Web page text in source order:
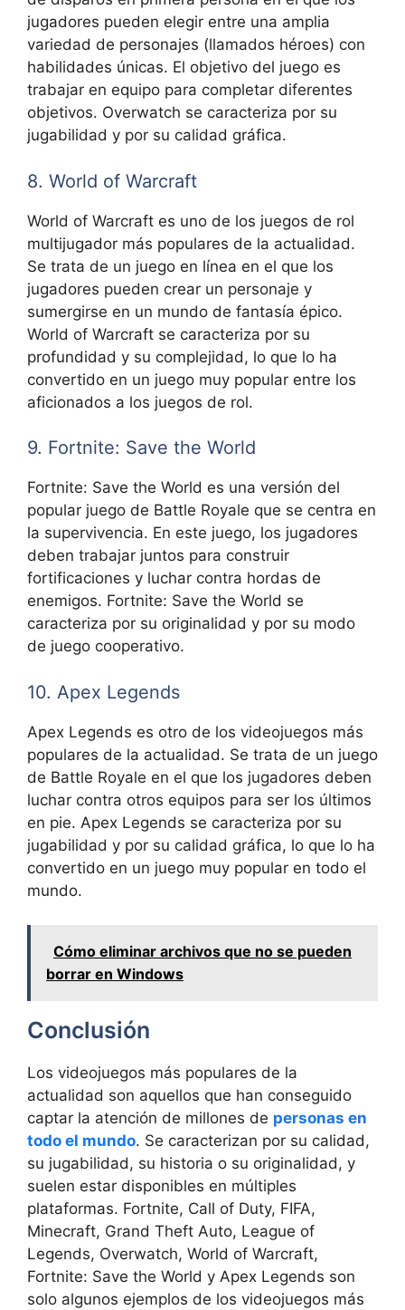
jugadores pueden elegir entre una amplia
variedad de personajes (llamados héroes) con
habilidades únicas. El objetivo del juego es
trabajar en equipo para completar diferentes
objetivos. Overwatch se caracteriza por su
jugabilidad y por su calidad gráfica.
8. World of Warcraft
World of Warcraft es uno de los juegos de rol
multijugador más populares de la actualidad.
Se trata de un juego en línea en el que los
jugadores pueden crear un personaje y
sumergirse en un mundo de fantasía épico.
World of Warcraft se caracteriza por su
profundidad y su complejidad, lo que lo ha
convertido en un juego muy popular entre los
aficionados a los juegos de rol.
9. Fortnite: Save the World
Fortnite: Save the World es una versión del
popular juego de Battle Royale que se centra en
la supervivencia. En este juego, los jugadores
deben trabajar juntos para construir
fortificaciones y luchar contra hordas de
enemigos. Fortnite: Save the World se
caracteriza por su originalidad y por su modo
de juego cooperativo.
10. Apex Legends
Apex Legends es otro de los videojuegos más
populares de la actualidad. Se trata de un juego
de Battle Royale en el que los jugadores deben
luchar contra otros equipos para ser los últimos
en pie. Apex Legends se caracteriza por su
jugabilidad y por su calidad gráfica, lo que lo ha
convertido en un juego muy popular en todo el
mundo.
Cómo eliminar archivos que no se pueden
borrar en Windows
Conclusión
Los videojuegos más populares de la
actualidad son aquellos que han conseguido
captar la atención de millones de personas en
todo el mundo. Se caracterizan por su calidad,
su jugabilidad, su historia o su originalidad, y
suelen estar disponibles en múltiples
plataformas. Fortnite, Call of Duty, FIFA,
Minecraft, Grand Theft Auto, League of
Legends, Overwatch, World of Warcraft,
Fortnite: Save the World y Apex Legends son
solo algunos ejemplos de los videojuegos más